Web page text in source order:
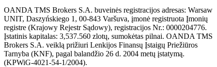
OANDA TMS Brokers S.A. buveinės registracijos adresas: Warsaw
UNIT, Daszyńskiego 1, 00-843 Varšuva, įmonė registruota Įmonių
registre (Krajowy Rejestr Sądowy), registracijos Nr.: 0000204776.
Įstatinis kapitalas: 3,537.560 zlotų, sumokėtas pilnai. OANDA TMS
Brokers S.A. veiklą prižiuri Lenkijos Finansų Įstaigų Priežiūros
Tarnyba (KNF), pagal balandžio 26 d. 2004 metų įstatymą.
(KPWiG-4021-54-1/2004).